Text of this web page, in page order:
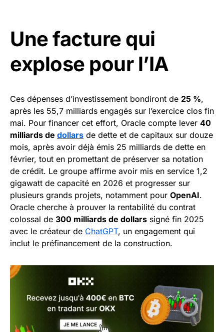
Une facture qui
explose pour l’IA
Ces dépenses d’investissement bondiront de 25 %,
après les 55,7 milliards engagés sur l’exercice clos fin
mai. Pour financer cet effort, Oracle compte lever 40
milliards de dollars de dette et de capitaux sur douze
mois, après avoir déjà émis 25 milliards de dette en
février, tout en promettant de préserver sa notation
de crédit. Le groupe affirme avoir mis en service 1,2
gigawatt de capacité en 2026 et progresser sur
plusieurs grands projets, notamment pour OpenAI.
Oracle cherche à prouver la rentabilité du contrat
colossal de 300 milliards de dollars signé fin 2025
avec le créateur de ChatGPT, un engagement qui
inclut le préfinancement de la construction.